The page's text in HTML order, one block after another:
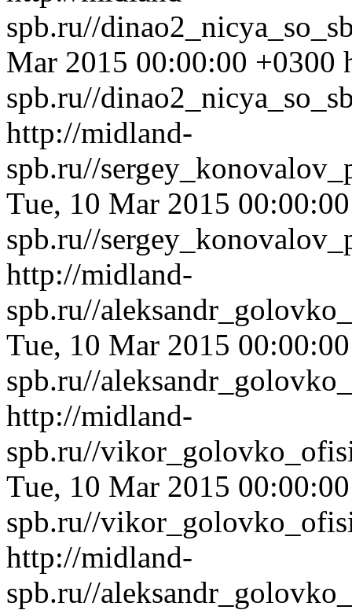
spb.ru//
Mar 2015 00:00:00 +0300
spb.ru//
http://midland-
spb.ru//
Tue, 10 Mar 2015
spb.ru//
http://midland-
spb.ru//
Tue, 10 Mar 2015
spb.ru//
http://midland-
spb.ru//
Tue, 10 Mar 2015
spb.ru//
http://midland-
spb.ru//